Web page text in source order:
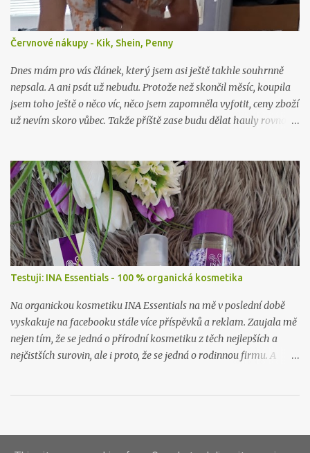
Červnové nákupy - Kik, Shein, Penny
Dnes mám pro vás článek, který jsem asi ještě takhle souhrnně
nepsala. A ani psát už nebudu. Protože než skončil měsíc, koupila
jsem toho ještě o něco víc, něco jsem zapomněla vyfotit, ceny zboží
už nevím skoro vůbec. Takže příště zase budu dělat hauly rovnou
Testuji: INA Essentials - 100 % organická kosmetika
Na organickou kosmetiku INA Essentials na mě v poslední době
vyskakuje na facebooku stále více příspěvků a reklam. Zaujala mě
nejen tím, že se jedná o přírodní kosmetiku z těch nejlepších a
nejčistších surovin, ale i proto, že se jedná o rodinnou firmu. A
vám sem hodím tento článek už nyní, byť to ještě není přímo